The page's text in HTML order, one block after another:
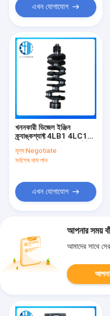
এখন যোগাযোগ
খননকারী ডিজেল ইঞ্জিন
ক্র্যাঙ্কশ্যাফ্ট 4LB1 4LC1
মূল্য:Negotiate
সর্বশেষ দাম পান
এখন যোগাযোগ
আপনার সময়
আমাদের সাথে